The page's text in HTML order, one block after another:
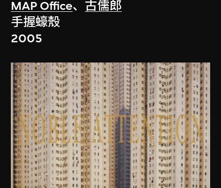
MAP Office、 古儒郎
手握蠔殼
2005